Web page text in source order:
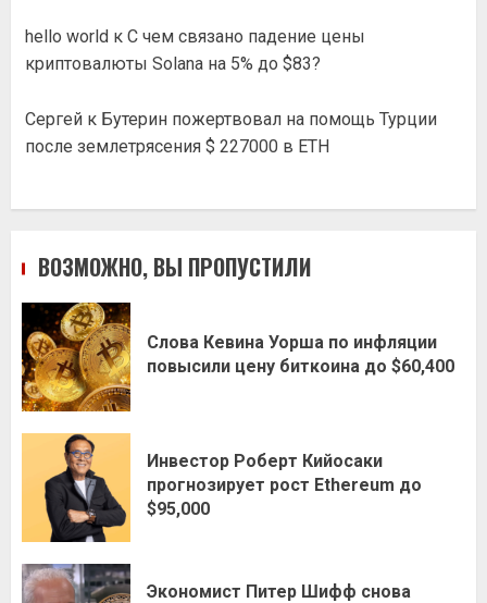
hello world к С чем связано падение цены
криптовалюты Solana на 5% до $83?
Сергей к Бутерин пожертвовал на помощь Турции
после землетрясения $ 227000 в ETH
ВОЗМОЖНО, ВЫ ПРОПУСТИЛИ
Слова Кевина Уорша по инфляции
повысили цену биткоина до $60,400
Инвестор Роберт Кийосаки
прогнозирует рост Ethereum до
$95,000
Экономист Питер Шифф снова